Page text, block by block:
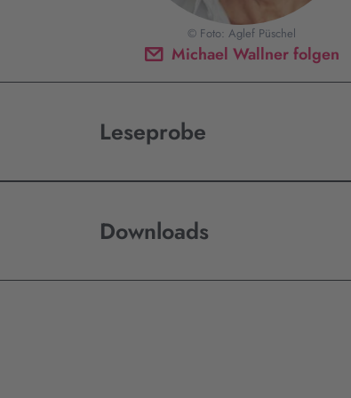
Michael Wallner folgen
© Foto: Aglef Püschel
Leseprobe
Downloads